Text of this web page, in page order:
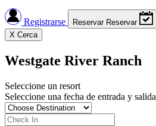
Registrarse Reservar Reservar
X Cerca
Westgate River Ranch
Seleccione un resort
Seleccione una fecha de entrada y salida